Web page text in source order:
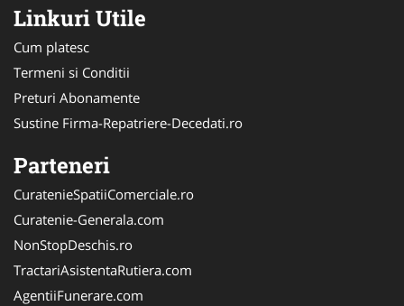
Linkuri Utile
Cum platesc
Termeni si Conditii
Preturi Abonamente
Sustine Firma-Repatriere-Decedati.ro
Parteneri
CuratenieSpatiiComerciale.ro
Curatenie-Generala.com
NonStopDeschis.ro
TractariAsistentaRutiera.com
AgentiiFunerare.com